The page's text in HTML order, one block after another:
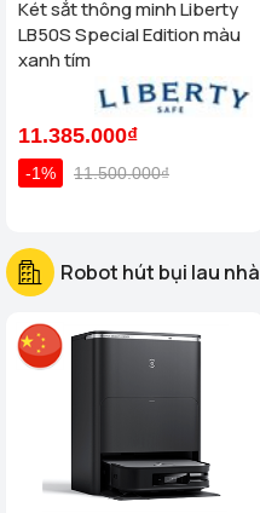
Két sắt thông minh Liberty
LB50S Special Edition màu
xanh tím
11.385.000₫
-1% 11.500.000₫
Robot hút bụi lau nhà